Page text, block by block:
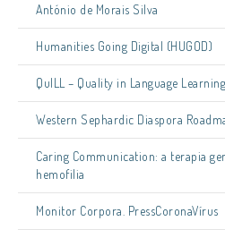
António de Morais Silva
Humanities Going Digital (HUGOD)
QuILL – Quality in Language Learning
Western Sephardic Diaspora
Caring Communication: a terapia
hemofilia
Monitor Corpora. PressCoronaVírus